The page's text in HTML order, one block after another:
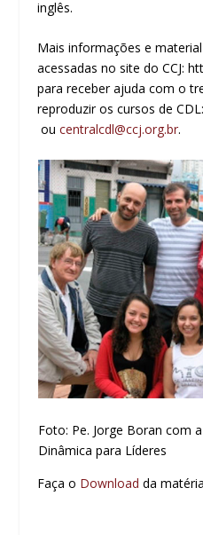
inglês.
Mais informações e
acessadas no site do CCJ:
para receber ajuda com o
reproduzir os cursos de CDL:
oucentralcdl@ccj.org.br.
Foto: Pe. Jorge Boran com
Dinâmica para Líderes
Faça o Download da matéria